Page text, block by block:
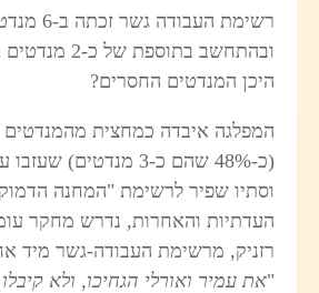
רשימת
ובהתחשב בתוספת
היכן המנדטים החסרים?
המפלגה איבדה כמחצית
(כ-48% שהם כ-3 מנדטים)
וסתיו שפיר לרשימת "המחנה
העדתיות והאחרות, נדרש מחקר
רזניק, מרשימת העבודה-גשר מיד
"את עמיר ואורלי הגחיכו, ולא